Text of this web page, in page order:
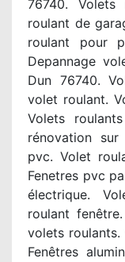
76740. Volets
roulant de
roulant pour
Depannage
Dun 76740.
volet roulant.
Volets
rénovation
pvc. Volet
Fenetres pvc
électrique.
roulant
volets roulants.
Fenêtres